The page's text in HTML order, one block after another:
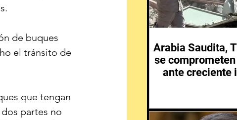
de buques
el tránsito de
que tengan
partes no
Arabia Saudita,
se
ante creciente